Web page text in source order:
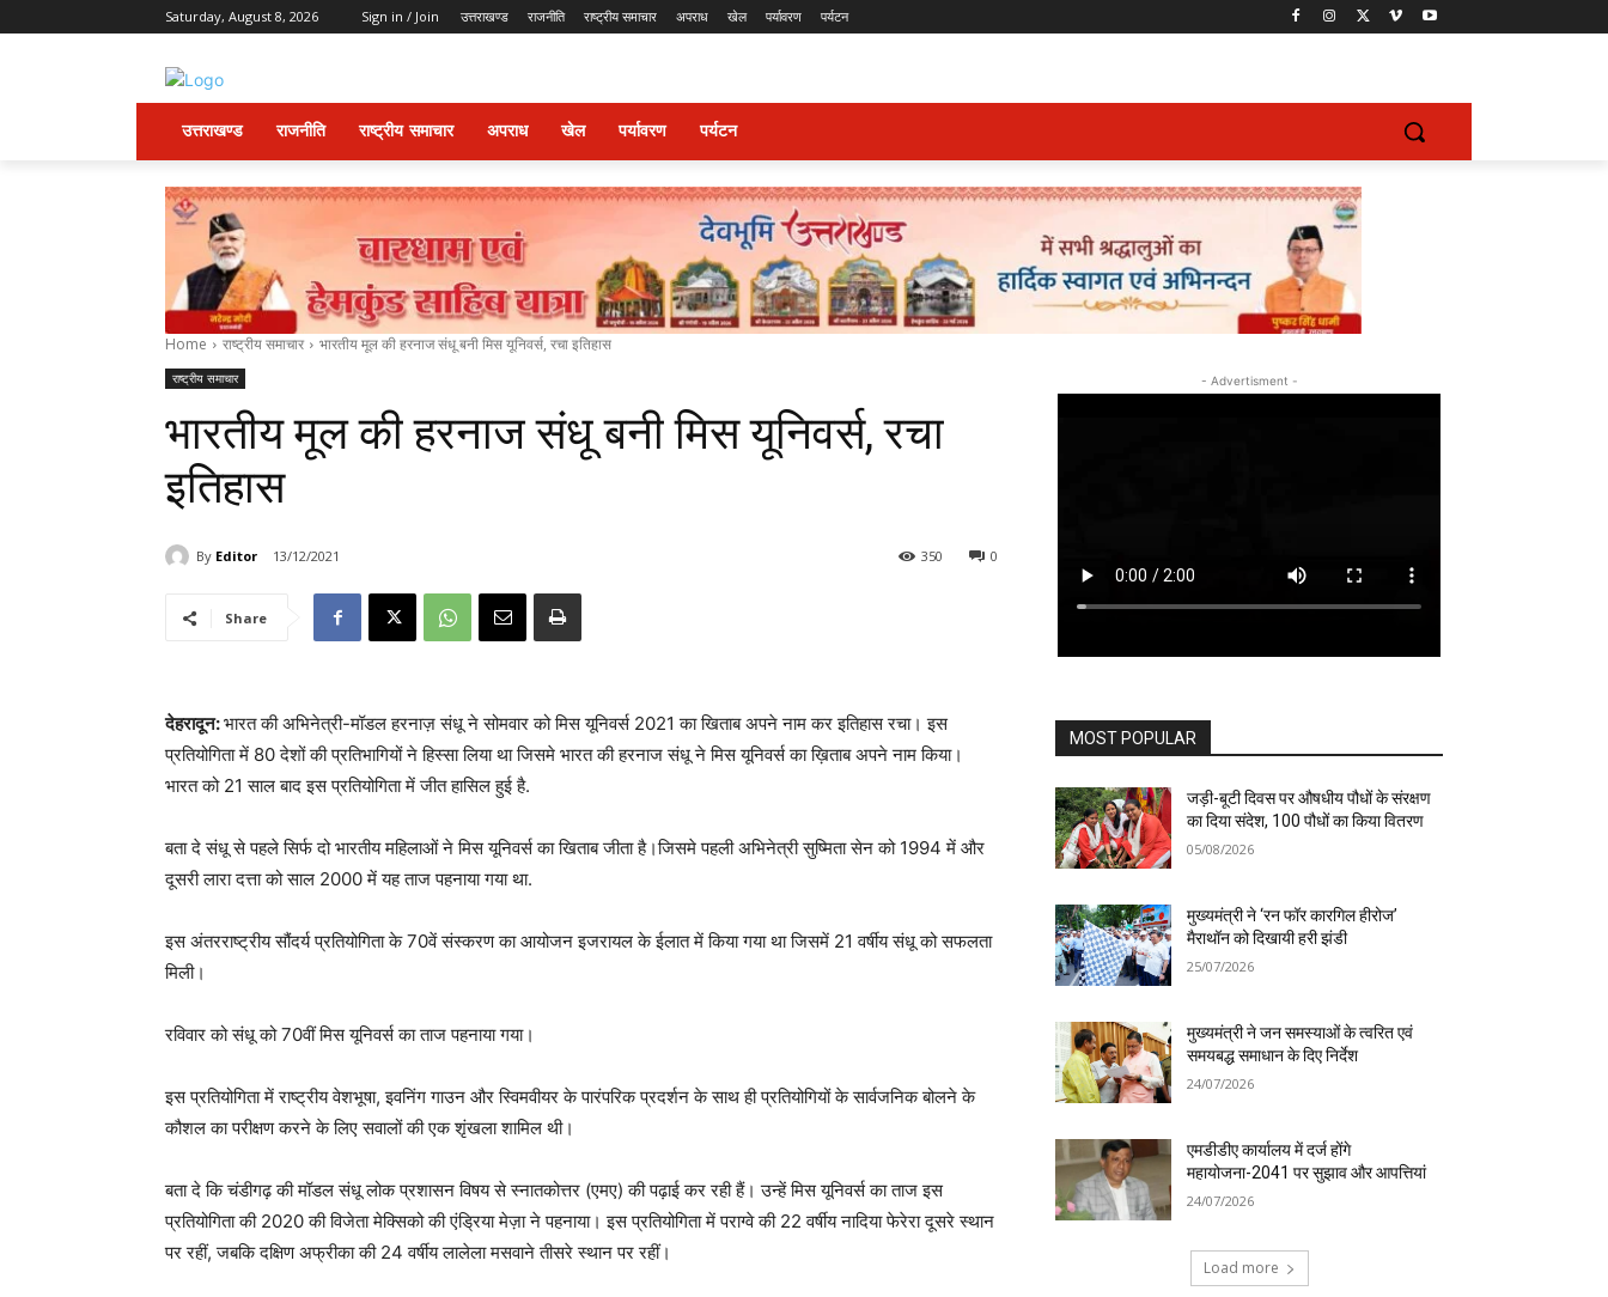
Saturday, August 8, 2026 Sign in / Join उत्तराखण्ड राजनीति राष्ट्रीय समाचार अपराध खेल पर्यावरण पर्यटन
उत्तराखण्ड राजनीति राष्ट्रीय समाचार अपराध खेल पर्यावरण पर्यटन
Home राष्ट्रीय समाचार भारतीय मूल की हरनाज संधू बनी मिस यूनिवर्स, रचा इतिहास
राष्ट्रीय समाचार
भारतीय मूल की हरनाज संधू बनी मिस यूनिवर्स, रचा
इतिहास
By Editor 13/12/2021 0
350
Share
देहरादून:भारत की अभिनेत्री-मॉडल हरनाज़ संधू ने सोमवार को मिस यूनिवर्स 2021 का खिताब अपने नाम कर इतिहास रचा। इस
प्रतियोगिता में 80 देशों की प्रतिभागियों ने हिस्सा लिया था जिसमे भारत की हरनाज संधू ने मिस यूनिवर्स का ख़िताब अपने नाम किया।
भारत को 21 साल बाद इस प्रतियोगिता में जीत हासिल हुई है.
बता दे संधू से पहले सिर्फ दो भारतीय महिलाओं ने मिस यूनिवर्स का खिताब जीता है।जिसमे पहली अभिनेत्री सुष्मिता सेन को 1994 में और
दूसरी लारा दत्ता को साल 2000 में यह ताज पहनाया गया था.
इस अंतरराष्ट्रीय सौंदर्य प्रतियोगिता के 70वें संस्करण का आयोजन इजरायल के ईलात में किया गया था जिसमें 21 वर्षीय संधू को सफलता
मिली।
रविवार को संधू को 70वीं मिस यूनिवर्स का ताज पहनाया गया।
इस प्रतियोगिता में राष्ट्रीय वेशभूषा, इवनिंग गाउन और स्विमवीयर के पारंपरिक प्रदर्शन के साथ ही प्रतियोगियों के सार्वजनिक बोलने के
कौशल का परीक्षण करने के लिए सवालों की एक शृंखला शामिल थी।
बता दे कि चंडीगढ़ की मॉडल संधू लोक प्रशासन विषय से स्नातकोत्तर (एमए) की पढ़ाई कर रही हैं। उन्हें मिस यूनिवर्स का ताज इस
प्रतियोगिता की 2020 की विजेता मेक्सिको की एंड्रिया मेज़ा ने पहनाया। इस प्रतियोगिता में पराग्वे की 22 वर्षीय नादिया फेरेरा दूसरे स्थान
पर रहीं, जबकि दक्षिण अफ्रीका की 24 वर्षीय लालेला मसवाने तीसरे स्थान पर रहीं।
- Advertisment -
MOST POPULAR
जड़ी-बूटी दिवस पर औषधीय पौधों के संरक्षण
का दिया संदेश, 100 पौधों का किया वितरण
05/08/2026
मुख्यमंत्री ने ‘रन फॉर कारगिल हीरोज’
मैराथॉन को दिखायी हरी झंडी
25/07/2026
मुख्यमंत्री ने जन समस्याओं के त्वरित एवं
समयबद्ध समाधान के दिए निर्देश
24/07/2026
एमडीडीए कार्यालय में दर्ज होंगे
महायोजना-2041 पर सुझाव और आपत्तियां
24/07/2026
Load more